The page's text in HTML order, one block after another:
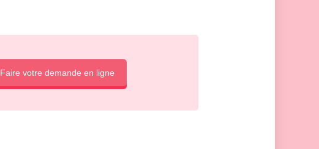
Faire votre demande en ligne